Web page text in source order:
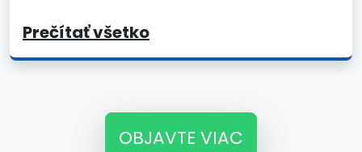
Prečítať všetko
OBJAVTE VIAC